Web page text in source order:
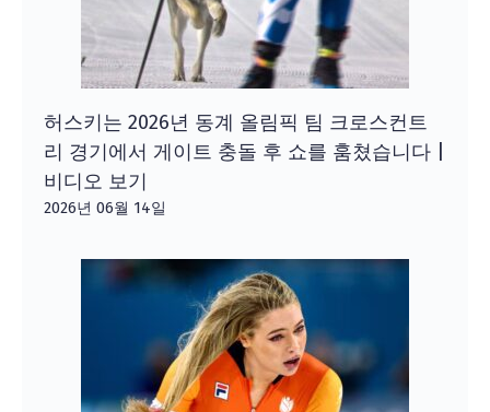
허스키는 2026년 동계 올림픽 팀 크로스컨트
리 경기에서 게이트 충돌 후 쇼를 훔쳤습니다 |
비디오 보기
2026년 06월 14일